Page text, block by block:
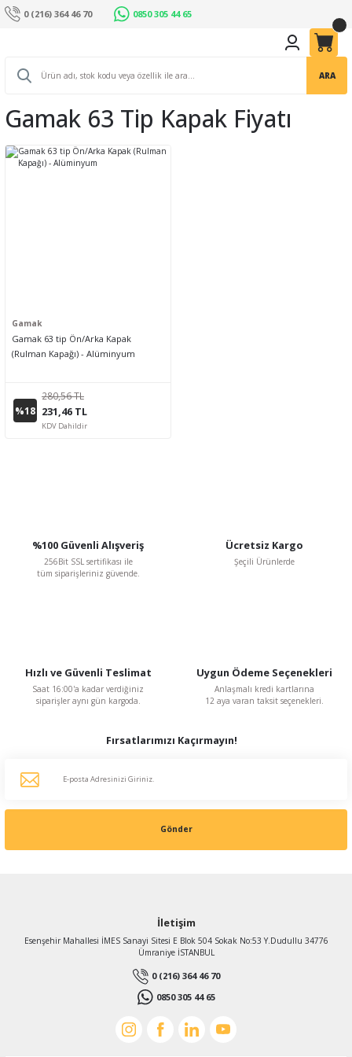
0 (216) 364 46 70 0850 305 44 65
ARA
Gamak 63 Tip Kapak Fiyatı
Gamak
Gamak 63 tip Ön/Arka Kapak
(Rulman Kapağı) - Alüminyum
%18
280,56 TL
231,46 TL
KDV Dahildir
%100 Güvenli Alışveriş
256Bit SSL sertifikası ile
tüm siparişleriniz güvende.
Ücretsiz Kargo
Şeçili Ürünlerde
Hızlı ve Güvenli Teslimat
Saat 16:00'a kadar verdiğiniz
siparişler aynı gün kargoda.
Uygun Ödeme Seçenekleri
Anlaşmalı kredi kartlarına
12 aya varan taksit seçenekleri.
Fırsatlarımızı Kaçırmayın!
Gönder
İletişim
Esenşehir Mahallesi İMES Sanayi Sitesi E Blok 504 Sokak No:53 Y.Dudullu 34776
Ümraniye İSTANBUL
0 (216) 364 46 70
0850 305 44 65